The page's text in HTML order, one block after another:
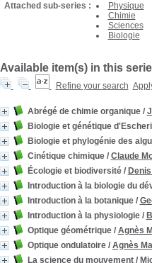
Attached sub-series :
Physique
Chimie
Sciences
Biologie
Available item(s) in this
Refine your search
Abrégé de chimie organique/
Biologie et génétique
Biologie et phylogénie des
Cinétique chimique/ Claude
Écologie et biodiversité/
Introduction à la biologie du
Introduction à la botanique/
Introduction à la physiologie/
Optique géométrique/ Agnès
Optique ondulatoire/ Agnès
La science du mouvement/